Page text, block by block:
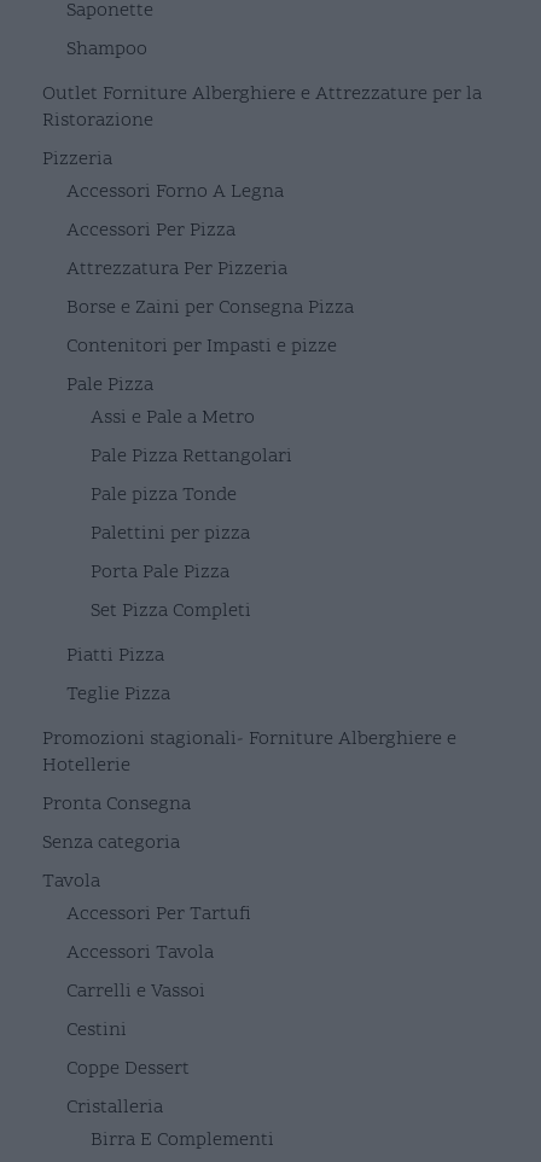
Saponette
Shampoo
Outlet Forniture Alberghiere e Attrezzature per la
Ristorazione
Pizzeria
Accessori Forno A Legna
Accessori Per Pizza
Attrezzatura Per Pizzeria
Borse e Zaini per Consegna Pizza
Contenitori per Impasti e pizze
Pale Pizza
Assi e Pale a Metro
Pale Pizza Rettangolari
Pale pizza Tonde
Palettini per pizza
Porta Pale Pizza
Set Pizza Completi
Piatti Pizza
Teglie Pizza
Promozioni stagionali- Forniture Alberghiere e
Hotellerie
Pronta Consegna
Senza categoria
Tavola
Accessori Per Tartufi
Accessori Tavola
Carrelli e Vassoi
Cestini
Coppe Dessert
Cristalleria
Birra E Complementi